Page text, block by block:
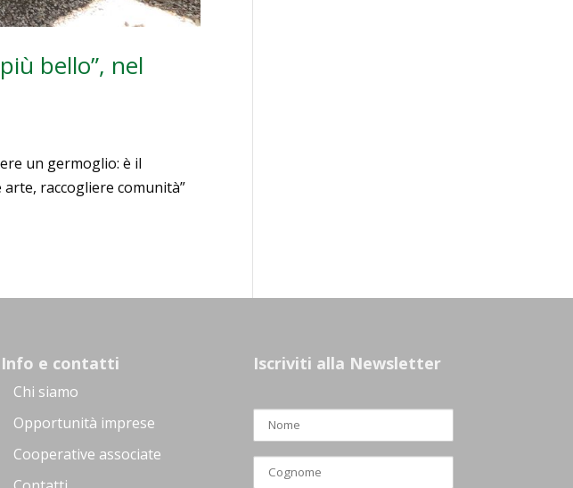
bello”, nel
un germoglio: è il
raccogliere comunità”
Info e contatti
Chi siamo
Opportunità imprese
Cooperative associate
Iscriviti alla Newsletter